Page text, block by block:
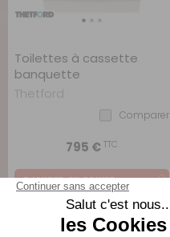
Toilettes à cassette
banquette
Thetford
Comparer
795 €TTC
AJOUTER AU PANIER